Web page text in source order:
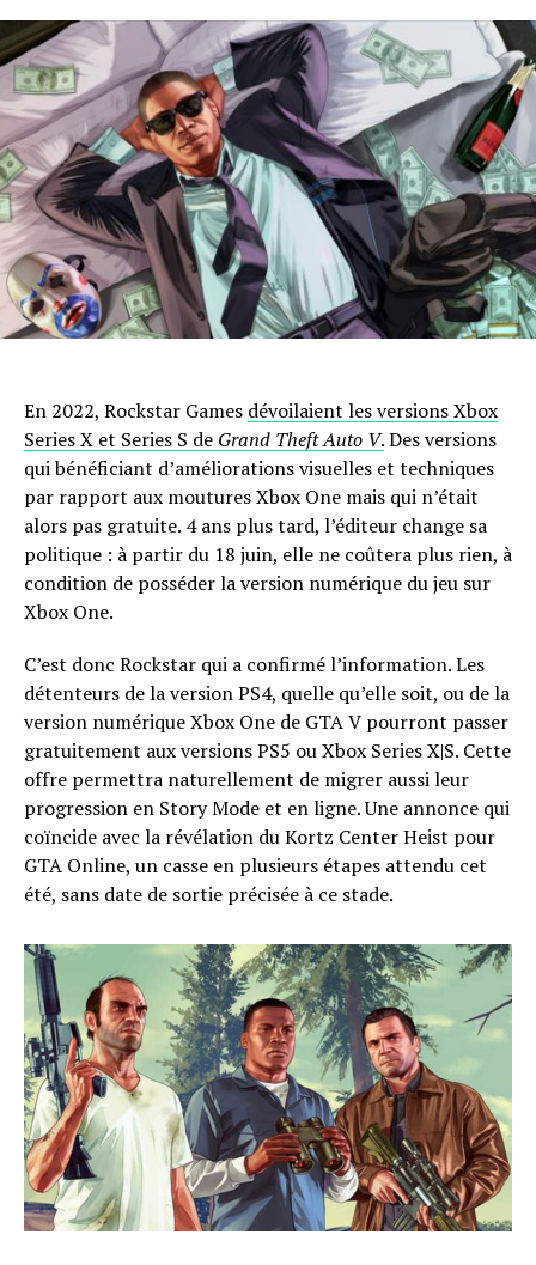
En 2022, Rockstar Games dévoilaient les versions Xbox
Series X et Series S de Grand Theft Auto V.Des versions
qui bénéficiant d’améliorations visuelles et techniques
par rapport aux moutures Xbox One mais qui n’était
alors pas gratuite. 4 ans plus tard, l’éditeur change sa
politique : à partir du 18 juin, elle ne coûtera plus rien, à
condition de posséder la version numérique du jeu sur
Xbox One.
C’est donc Rockstar qui a confirmé l’information. Les
détenteurs de la version PS4, quelle qu’elle soit, ou de la
version numérique Xbox One de GTA V pourront passer
gratuitement aux versions PS5 ou Xbox Series X|S. Cette
offre permettra naturellement de migrer aussi leur
progression en Story Mode et en ligne. Une annonce qui
coïncide avec la révélation du Kortz Center Heist pour
GTA Online, un casse en plusieurs étapes attendu cet
été, sans date de sortie précisée à ce stade.